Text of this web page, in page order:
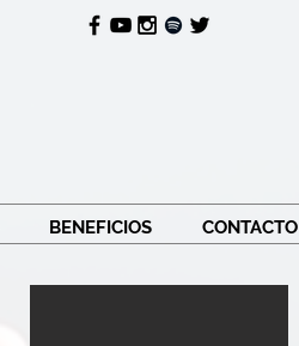
BENEFICIOS CONTACTO